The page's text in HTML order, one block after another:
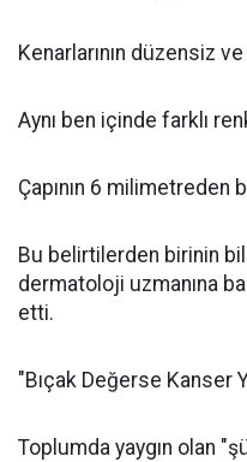
Kenarlarının düzensiz
Aynı ben içinde farklı
Çapının 6 milimetreden
Bu belirtilerden birinin
dermatoloji uzmanına
etti.
"Bıçak Değerse Kanser
Toplumda yaygın olan